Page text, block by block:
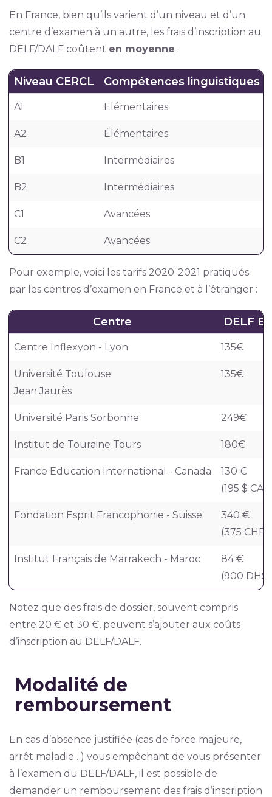
En France, bien qu’ils varient d’un niveau et d’un
centre d’examen à un autre, les frais d’inscription au
DELF/DALF coûtent en moyenne :
Niveau CERCL Compétences linguistiques
A1 Elémentaires
A2 Élémentaires
B1 Intermédiaires
B2 Intermédiaires
C1 Avancées
C2 Avancées
Pour exemple, voici les tarifs 2020-2021 pratiqués
par les centres d’examen en France et à l’étranger :
Centre DELF B2
Centre Inflexyon - Lyon 135€
Université Toulouse
Jean Jaurès
135€
Université Paris Sorbonne 249€
Institut de Touraine Tours 180€
France Education International - Canada
130 €
(195 $
Fondation Esprit Francophonie - Suisse
340 €
(375 CHF)
Institut Français de Marrakech - Maroc
84 €
(900 DHS)
Notez que des frais de dossier, souvent compris
entre 20 € et 30 €, peuvent s’ajouter aux coûts
d’inscription au DELF/DALF.
Modalité de
remboursement
En cas d’absence justifiée (cas de force majeure,
arrêt maladie…) vous empêchant de vous présenter
à l’examen du DELF/DALF, il est possible de
demander un remboursement des frais d’inscription